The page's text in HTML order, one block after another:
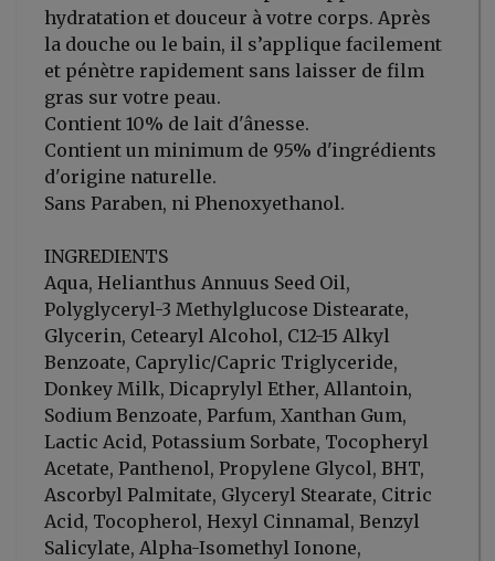
hydratation et douceur à votre corps. Après
la douche ou le bain, il s’applique facilement
et pénètre rapidement sans laisser de film
gras sur votre peau.
Contient 10% de lait d'ânesse.
Contient un minimum de 95% d'ingrédients
d'origine naturelle.
Sans Paraben, ni Phenoxyethanol.
INGREDIENTS
Aqua, Helianthus Annuus Seed Oil,
Polyglyceryl-3 Methylglucose Distearate,
Glycerin, Cetearyl Alcohol, C12-15 Alkyl
Benzoate, Caprylic/Capric Triglyceride,
Donkey Milk, Dicaprylyl Ether, Allantoin,
Sodium Benzoate, Parfum, Xanthan Gum,
Lactic Acid, Potassium Sorbate, Tocopheryl
Acetate, Panthenol, Propylene Glycol, BHT,
Ascorbyl Palmitate, Glyceryl Stearate, Citric
Acid, Tocopherol, Hexyl Cinnamal, Benzyl
Salicylate, Alpha-Isomethyl Ionone,